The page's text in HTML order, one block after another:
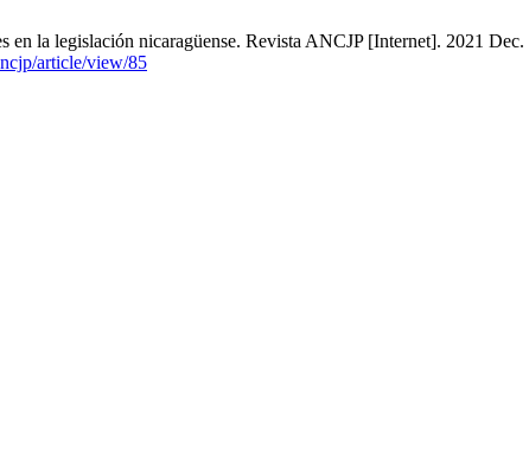
en la legislación nicaragüense. Revista ANCJP [Internet]. 2021
article/view/85